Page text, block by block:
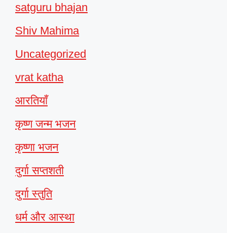
satguru bhajan
Shiv Mahima
Uncategorized
vrat katha
आरतियाँ
कृष्ण जन्म भजन
कृष्णा भजन
दुर्गा सप्तशती
दुर्गा स्तुति
धर्म और आस्था